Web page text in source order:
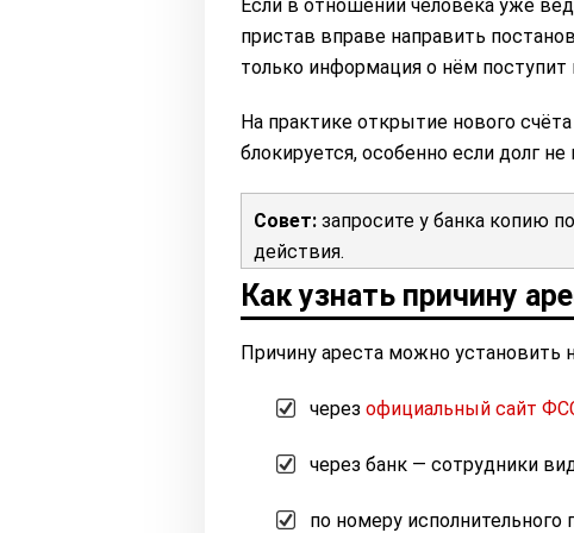
Если в отношении человека уже
пристав вправе направить
только информация о нём
На практике открытие нового
блокируется, особенно если долг
Совет: запросите у банка копию
действия.
Как узнать причину
Причину ареста можно установить
через официальный сайт
через банк — сотрудники
по номеру исполнительного